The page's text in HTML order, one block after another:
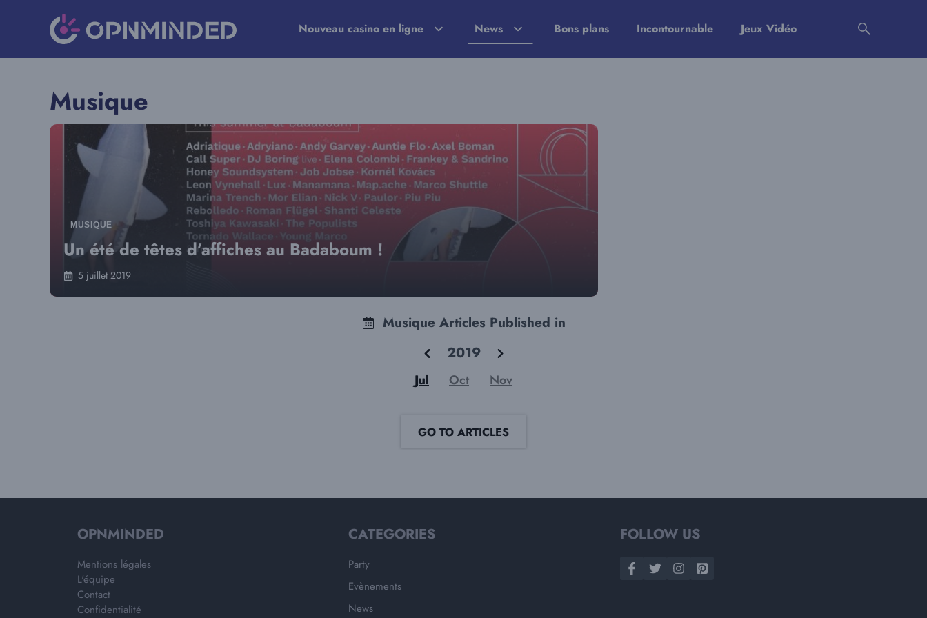
Nouveau casino en ligne News Bons plans Incontournable Jeux Vidéo
Musique
MUSIQUE
Un été de têtes d’affiches au Badaboum !
5 juillet 2019
Musique Articles Published in
2019
Jul Oct Nov
GO TO ARTICLES
OPNMINDED
Mentions légales
L'équipe
Contact
Confidentialité
CATEGORIES
Party
Evènements
News
FOLLOW US